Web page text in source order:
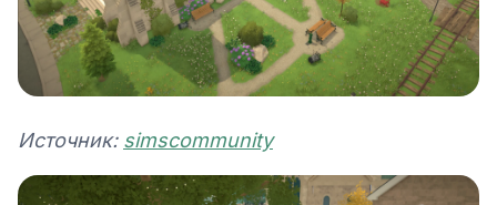
Источник: simscommunity